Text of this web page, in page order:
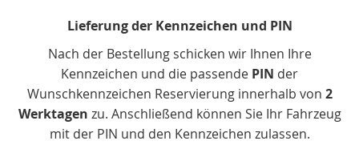
Lieferung der Kennzeichen und PIN
Nach der Bestellung schicken wir Ihnen Ihre
Kennzeichen und die passende PIN der
Wunschkennzeichen Reservierung innerhalb von 2
Werktagen zu. Anschließend können Sie Ihr Fahrzeug
mit der PIN und den Kennzeichen zulassen.